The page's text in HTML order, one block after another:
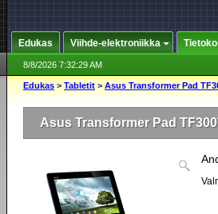
Edukas Viihde-elektroniikka
8/8/2026 7:32:29 AM
Edukas > Tabletit > Asus Transformer Pad
Asus Transformer Pad